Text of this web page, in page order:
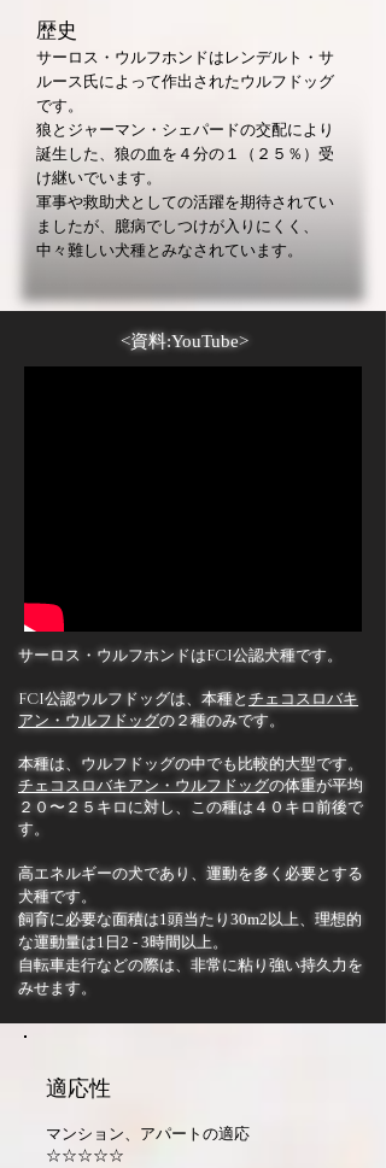
歴史
サーロス・ウルフホンドはレンデルト・サ
ルース氏によって作出されたウルフドッグ
です。
​狼とジャーマン・シェパードの交配により
誕生した、狼の血を４分の１（２５％）受
け継いでいます。
​軍事や救助犬としての活躍を期待されてい
ましたが、臆病でしつけが入りにくく、
中々難しい犬種とみなされています。
<資料:YouTube>
サーロス・ウルフホンドはFCI公認犬種です。
FCI公認ウルフドッグは、本種とチェコスロバキ
アン・ウルフドッグの２種のみです。
本種は、ウルフドッグの中でも比較的大型です。
チェコスロバキアン・ウルフドッグの体重が平均
２０〜２５キロに対し、この種は４０キロ前後で
す。
高エネルギーの犬であり、運動を多く必要とする
犬種です。
飼育に必要な面積は1頭当たり30m2以上、理想的
な運動量は1日2 - 3時間以上。
自転車走行などの際は、非常に粘り強い持久力を
みせます。
適応性
マンション、アパートの適応
☆☆☆☆☆